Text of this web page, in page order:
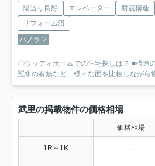
陽当り良好 エレベーター 耐震構造
リフォーム済
パノラマ
〇ウッディホームでの住宅探しは？ ■構造の耐震性や地盤の良し悪し、
冠水の有無など、様々な面を比較しながら
武里の掲載物件の価格相場
価格相場
1R～1K -